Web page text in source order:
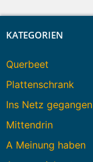
KATEGORIEN
Querbeet
Plattenschrank
Ins Netz gegangen
Mittendrin
A Meinung haben